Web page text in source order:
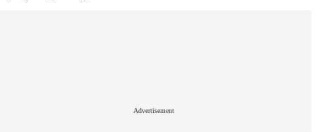
Advertisement